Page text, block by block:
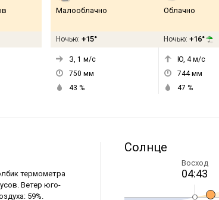
Малооблачно
Ночью: +15°
З, 1 м/с
750 мм
43 %
Облачно
Ночью: +16°
Ю, 4м/с
744мм
47 %
термометра
Ветер юго-
59%.
Солнце
Восход
04:43